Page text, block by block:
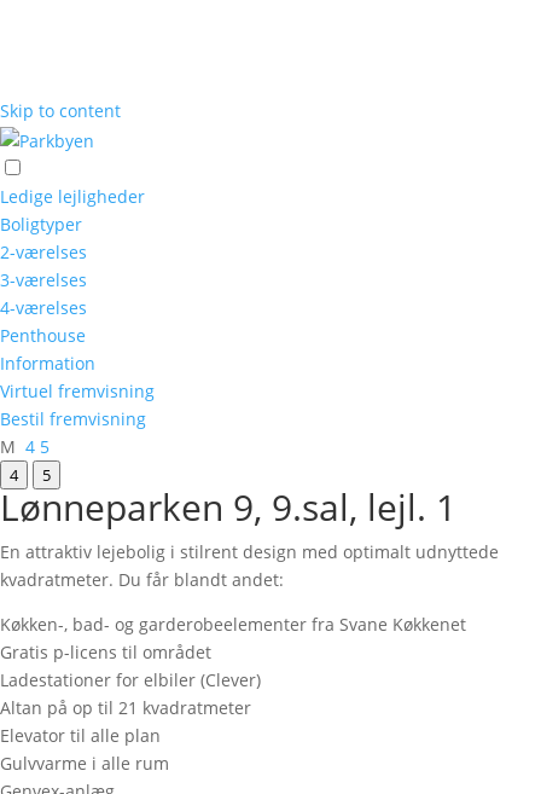
Skip to content
Ledige lejligheder
Boligtyper
2-værelses
3-værelses
4-værelses
Penthouse
Information
Virtuel fremvisning
Bestil fremvisning
M 4 5
4 5
Lønneparken 9, 9.sal, lejl. 1
En attraktiv lejebolig i stilrent design med optimalt udnyttede
kvadratmeter. Du får blandt andet:
Køkken-, bad- og garderobeelementer fra Svane Køkkenet
Gratis p-licens til området
Ladestationer for elbiler (Clever)
Altan på op til 21 kvadratmeter
Elevator til alle plan
Gulvvarme i alle rum